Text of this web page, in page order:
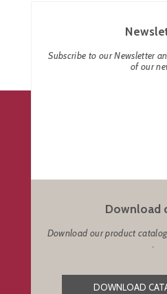
Subscribe to our Newsletter
of our
Download
Download our product
DOWNLOAD